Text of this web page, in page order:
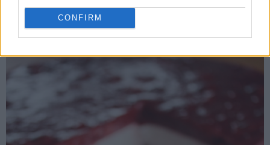
CONFIRM
mmmm ... utrolig nydelig smakskombinasjon...!